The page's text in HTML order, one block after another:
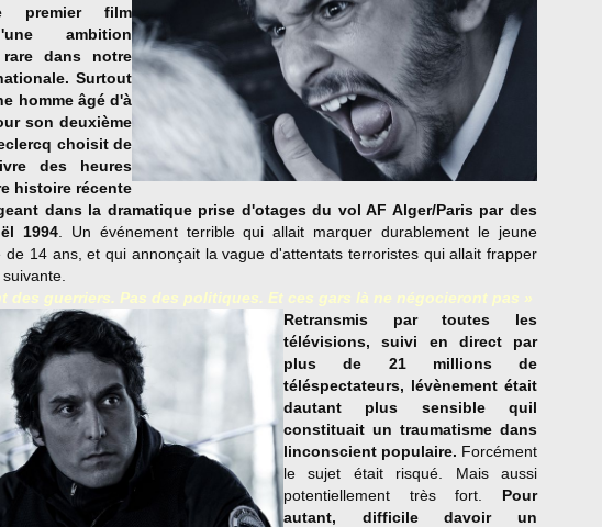
premier film
ambition
dans notre
Surtout
homme âgé d'à
son deuxième
choisit de
des heures
histoire récente
dans la dramatique prise d'otages du vol AF Alger/Paris par des
1994. Un événement terrible qui allait marquer durablement le jeune
de 14 ans, et qui annonçait la vague d'attentats terroristes qui allait frapper
des guerriers. Pas des politiques. Et ces gars là ne négocieront pas »
Retransmis par toutes les
télévisions, suivi en direct par
plus de 21 millions de
téléspectateurs, lévènement était
dautant plus sensible quil
constituait un traumatisme dans
linconscient populaire. Forcément
le sujet était risqué. Mais aussi
potentiellement très fort. Pour
autant, difficile davoir un